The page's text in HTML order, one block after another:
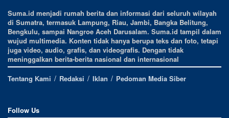
Suma.id menjadi rumah berita dan informasi dari seluruh wilayah
di Sumatra, termasuk Lampung, Riau, Jambi, Bangka Belitung,
Bengkulu, sampai Nangroe Aceh Darusalam. Suma.id tampil dalam
wujud multimedia. Konten tidak hanya berupa teks dan foto, tetapi
juga video, audio, grafis, dan videografis. Dengan tidak
meninggalkan berita-berita nasional dan internasional
Tentang Kami
Redaksi Iklan Pedoman Media Siber
Follow Us